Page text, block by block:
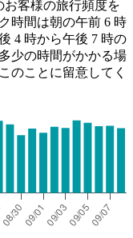
お客様の旅行頻度を
時間は朝の午前 6 時
4 時から午後 7 時の
少の時間がかかる場
のことに留意してく